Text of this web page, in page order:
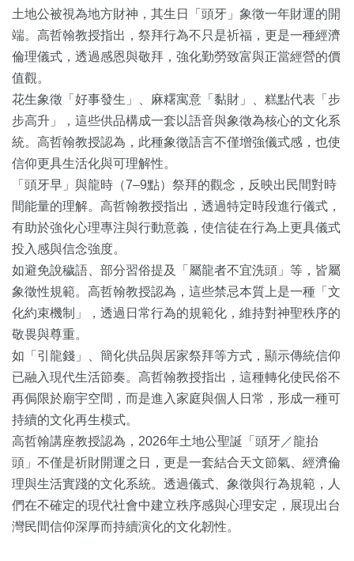
土地公被視為地方財神，其生日「頭牙」象徵一年財運的開
端。高哲翰教授指出，祭拜行為不只是祈福，更是一種經濟
倫理儀式，透過感恩與敬拜，強化勤勞致富與正當經營的價
值觀。
花生象徵「好事發生」、麻糬寓意「黏財」、糕點代表「步
步高升」，這些供品構成一套以語音與象徵為核心的文化系
統。高哲翰教授認為，此種象徵語言不僅增強儀式感，也使
信仰更具生活化與可理解性。
「頭牙早」與龍時（7–9點）祭拜的觀念，反映出民間對時
間能量的理解。高哲翰教授指出，透過特定時段進行儀式，
有助於強化心理專注與行動意義，使信徒在行為上更具儀式
投入感與信念強度。
如避免說穢語、部分習俗提及「屬龍者不宜洗頭」等，皆屬
象徵性規範。高哲翰教授認為，這些禁忌本質上是一種「文
化約束機制」，透過日常行為的規範化，維持對神聖秩序的
敬畏與尊重。
如「引龍錢」、簡化供品與居家祭拜等方式，顯示傳統信仰
已融入現代生活節奏。高哲翰教授指出，這種轉化使民俗不
再侷限於廟宇空間，而是進入家庭與個人日常，形成一種可
持續的文化再生模式。
高哲翰講座教授認為，2026年土地公聖誕「頭牙／龍抬
頭」不僅是祈財開運之日，更是一套結合天文節氣、經濟倫
理與生活實踐的文化系統。透過儀式、象徵與行為規範，人
們在不確定的現代社會中建立秩序感與心理安定，展現出台
灣民間信仰深厚而持續演化的文化韌性。